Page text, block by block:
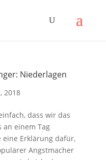
Niederlagen
2018
dass wir das
an einem Tag
eine Erklärung dafür,
Angstmacher